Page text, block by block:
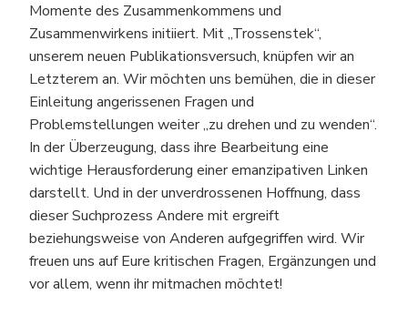
Momente des Zusammenkommens und
Zusammenwirkens initiiert. Mit „Trossenstek“,
unserem neuen Publikationsversuch, knüpfen wir an
Letzterem an. Wir möchten uns bemühen, die in dieser
Einleitung angerissenen Fragen und
Problemstellungen weiter „zu drehen und zu wenden“.
In der Überzeugung, dass ihre Bearbeitung eine
wichtige Herausforderung einer emanzipativen Linken
darstellt. Und in der unverdrossenen Hoffnung, dass
dieser Suchprozess Andere mit ergreift
beziehungsweise von Anderen aufgegriffen wird. Wir
freuen uns auf Eure kritischen Fragen, Ergänzungen und
vor allem, wenn ihr mitmachen möchtet!